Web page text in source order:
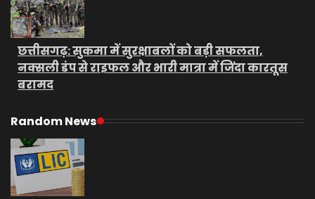
छत्तीसगढ़: सुकमा में सुरक्षाबलों को बड़ी सफलता,
नक्सली डंप से राइफल और भारी मात्रा में जिंदा कारतूस
बरामद
Random News